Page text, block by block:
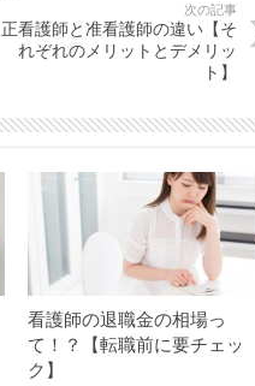
次の記事
正看護師と准看護師の違い【そ
れぞれのメリットとデメリッ
ト】
看護師の退職金の相場っ
て！？【転職前に要チェッ
ク】